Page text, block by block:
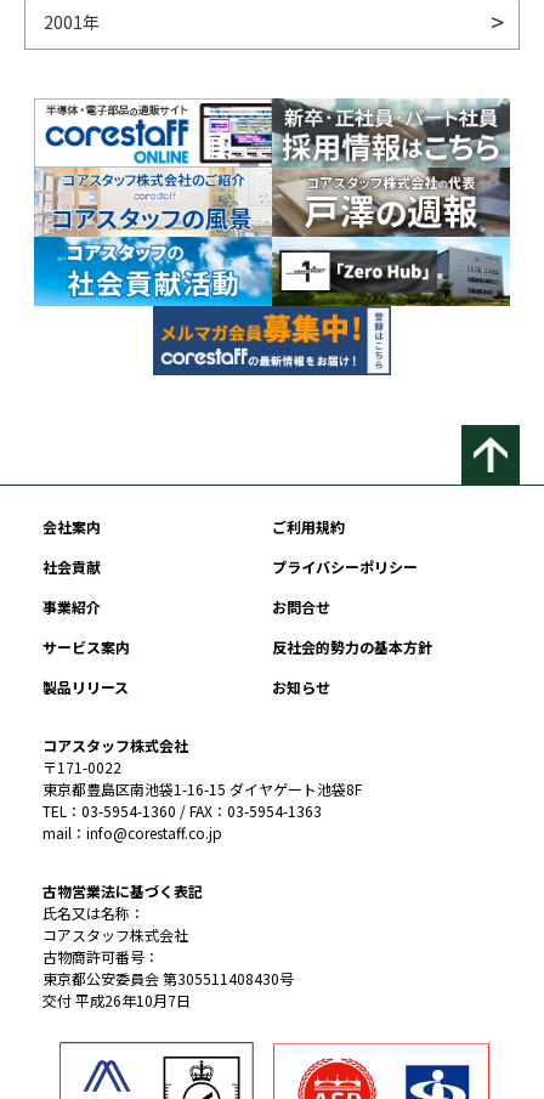
2001年
会社案内
ご利用規約
社会貢献
プライバシーポリシー
事業紹介
お問合せ
サービス案内
反社会的勢力の基本方針
製品リリース
お知らせ
コアスタッフ株式会社
〒171-0022
東京都豊島区南池袋1-16-15 ダイヤゲート池袋8F
TEL：03-5954-1360 / FAX：03-5954-1363
mail：info@corestaff.co.jp
古物営業法に基づく表記
氏名又は名称：
コアスタッフ株式会社
古物商許可番号：
東京都公安委員会 第305511408430号
交付 平成26年10月7日